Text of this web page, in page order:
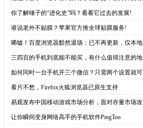
·你了解锤子的“进化史”吗？看看它过去的发展!
·谁说老外不贴膜？苹果官方推全球贴膜服务!
·唏嘘！百度浏览器黯然退场：已不再更新，仅本地
·三四百的手机到底能不能买，有什么值得注意的地
·如何同时一台手机开三个微信？只需两个设置就可
·看片不愁，Firefox火狐浏览器已原生支持
·易观发布中国移动游戏市场分析，面对存量市场攻
·让你瞬间变身网络高手的手机软件PingToo